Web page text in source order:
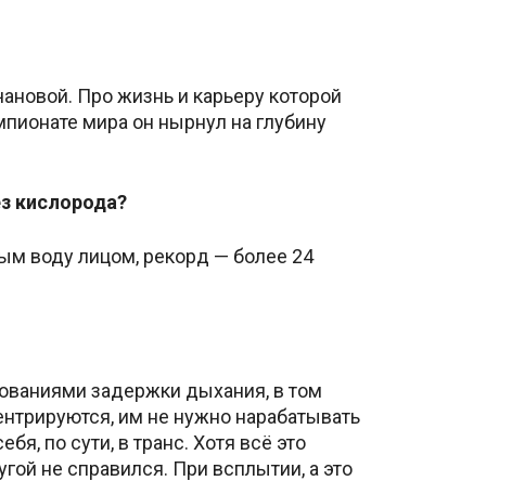
Про жизнь и карьеру которой
мира он нырнул на глубину
кислорода?
воду лицом, рекорд — более 24
задержки дыхания, в том
им не нужно нарабатывать
по сути, в транс. Хотя всё это
не справился. При всплытии, а это